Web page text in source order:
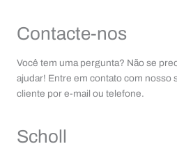
Contacte-nos
Você tem uma pergunta? Não se
ajudar! Entre em contato com nosso
cliente por e-mail ou telefone.
Scholl